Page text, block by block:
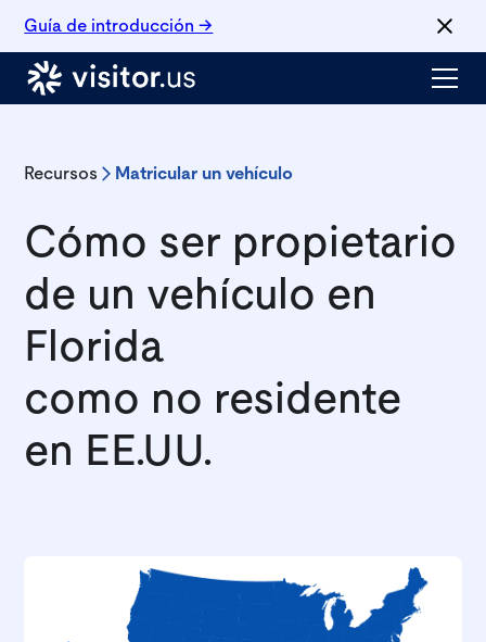
Guía de introducción →
Recursos Matricular un vehículo
Cómo ser propietario
de un vehículo en
Florida
como no residente
en EE.UU.